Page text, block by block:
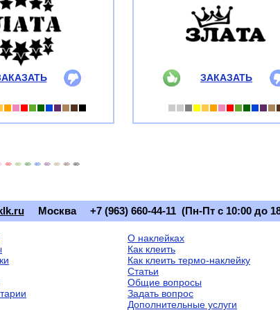
ЗАКАЗАТЬ
Москва +7 (963) 660-44-11 (Пн-Пт с 10:00 до
О наклейках
Как клеить
Как клеить термо-наклейку
Статьи
Общие вопросы
Задать вопрос
Дополнительные услуги